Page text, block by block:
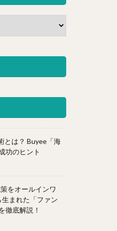
とは？ Buyee「海
功のヒント
をオールインワ
まれた「ファン
徹底解説！